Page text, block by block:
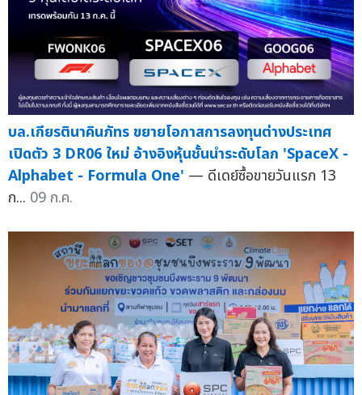
บล.เกียรตินาคินภัทร ขยายโอกาสการลงทุนต่างประเทศ
เปิดตัว 3 DR06 ใหม่ อ้างอิงหุ้นชั้นนำระดับโลก 'SpaceX -
Alphabet - Formula One' — ดีเดย์ซื้อขายวันแรก 13
ก... 09 ก.ค.